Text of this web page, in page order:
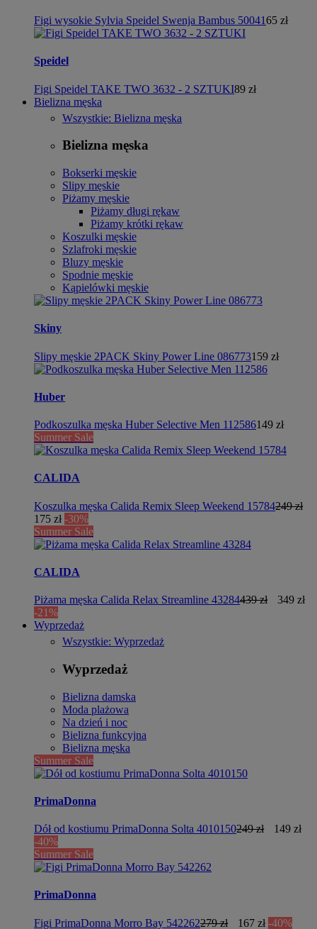
Figi wysokie Sylvia Speidel Swenja Bambus 5004165 zł
Speidel
Figi Speidel TAKE TWO 3632 - 2 SZTUKI89 zł
Bielizna męska
Wszystkie: Bielizna męska
Bielizna męska
Bokserki męskie
Slipy męskie
Piżamy męskie
Piżamy długi rękaw
Piżamy krótki rękaw
Koszulki męskie
Szlafroki męskie
Bluzy męskie
Spodnie męskie
Kąpielówki męskie
Skiny
Slipy męskie 2PACK Skiny Power Line 086773159 zł
Huber
Podkoszulka męska Huber Selective Men 112586149 zł
Summer Sale
CALIDA
Koszulka męska Calida Remix Sleep Weekend 15784249 zł
175 zł -30%
Summer Sale
CALIDA
Piżama męska Calida Relax Streamline 43284439 zł
349 zł
-21%
Wyprzedaż
Wszystkie: Wyprzedaż
Wyprzedaż
Bielizna damska
Moda plażowa
Na dzień i noc
Bielizna funkcyjna
Bielizna męska
Summer Sale
PrimaDonna
Dół od kostiumu PrimaDonna Solta 4010150249 zł
149 zł
-40%
Summer Sale
PrimaDonna
Figi PrimaDonna Morro Bay 542262279 zł 167 zł -40%